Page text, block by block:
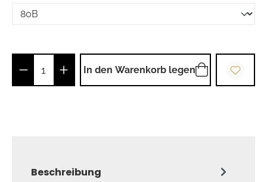
Produkt Anzahl: Gib den gewünschten
In den Warenkorb legen
Beschreibung